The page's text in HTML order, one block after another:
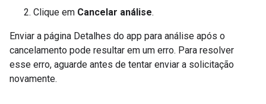
Clique em Cancelar análise.
Enviar a página Detalhes do app para análise após o
cancelamento pode resultar em um erro. Para resolver
esse erro, aguarde antes de tentar enviar a solicitação
novamente.